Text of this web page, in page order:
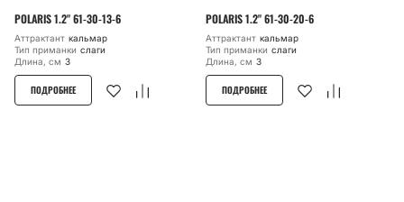
POLARIS 1.2" 61-30-13-6
Аттрактант кальмар
Тип приманки слаги
Длина, см 3
ПОДРОБНЕЕ
POLARIS 1.2" 61-30-20-6
Аттрактант кальмар
Тип приманки слаги
Длина, см 3
ПОДРОБНЕЕ